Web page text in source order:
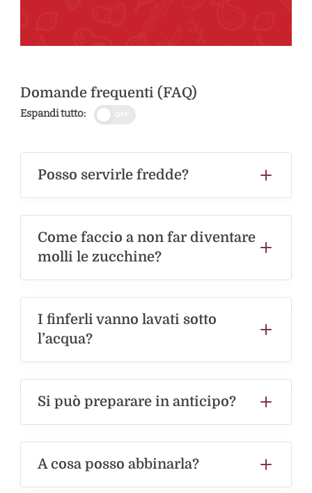
Domande frequenti (FAQ)
Espandi tutto:
Posso servirle fredde?
Come faccio a non far diventare
molli le zucchine?
I finferli vanno lavati sotto
l’acqua?
Si può preparare in anticipo?
A cosa posso abbinarla?